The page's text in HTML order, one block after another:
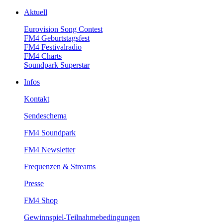
Aktuell
EurovisionSongContest
FM4Geburtstagsfest
FM4Festivalradio
FM4Charts
SoundparkSuperstar
Infos
Kontakt
Sendeschema
FM4Soundpark
FM4Newsletter
Frequenzen&Streams
Presse
FM4Shop
Gewinnspiel-Teilnahmebedingungen